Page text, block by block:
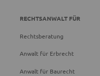
RECHTSANWALT FÜR
Rechtsberatung
Anwalt für Erbrecht
Anwalt für Baurecht